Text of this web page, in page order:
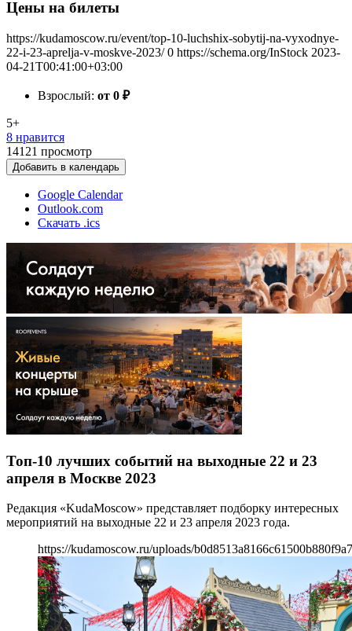
Цены на билеты
https://kudamoscow.ru/event/top-10-luchshix-sobytij-na-vyxodnye-
22-i-23-aprelja-v-moskve-2023/ 0 https://schema.org/InStock 2023-
04-21T00:41:00+03:00
Взрослый: от 0 ₽
5+
8 нравится
14121 просмотр
Добавить в календарь
Google Calendar
Outlook.com
Скачать .ics
Топ-10 лучших событий на выходные 22 и 23
апреля в Москве 2023
Редакция «KudaMoscow» представляет подборку интересных
мероприятий на выходные 22 и 23 апреля 2023 года.
https://kudamoscow.ru/uploads/